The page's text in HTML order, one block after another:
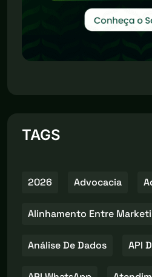
TAGS
2026 Advocacia
Alinhamento Entre
Análise De Dados API